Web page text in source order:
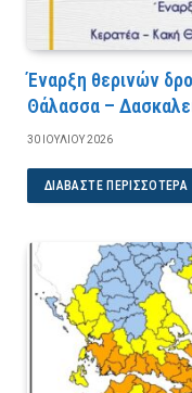
Έναρξη θερινών
Θάλασσα –
30 ΙΟΥΛΊΟΥ 2026
ΔΙΑΒΆΣΤΕ ΠΕΡΙΣΣΌΤΕΡΑ